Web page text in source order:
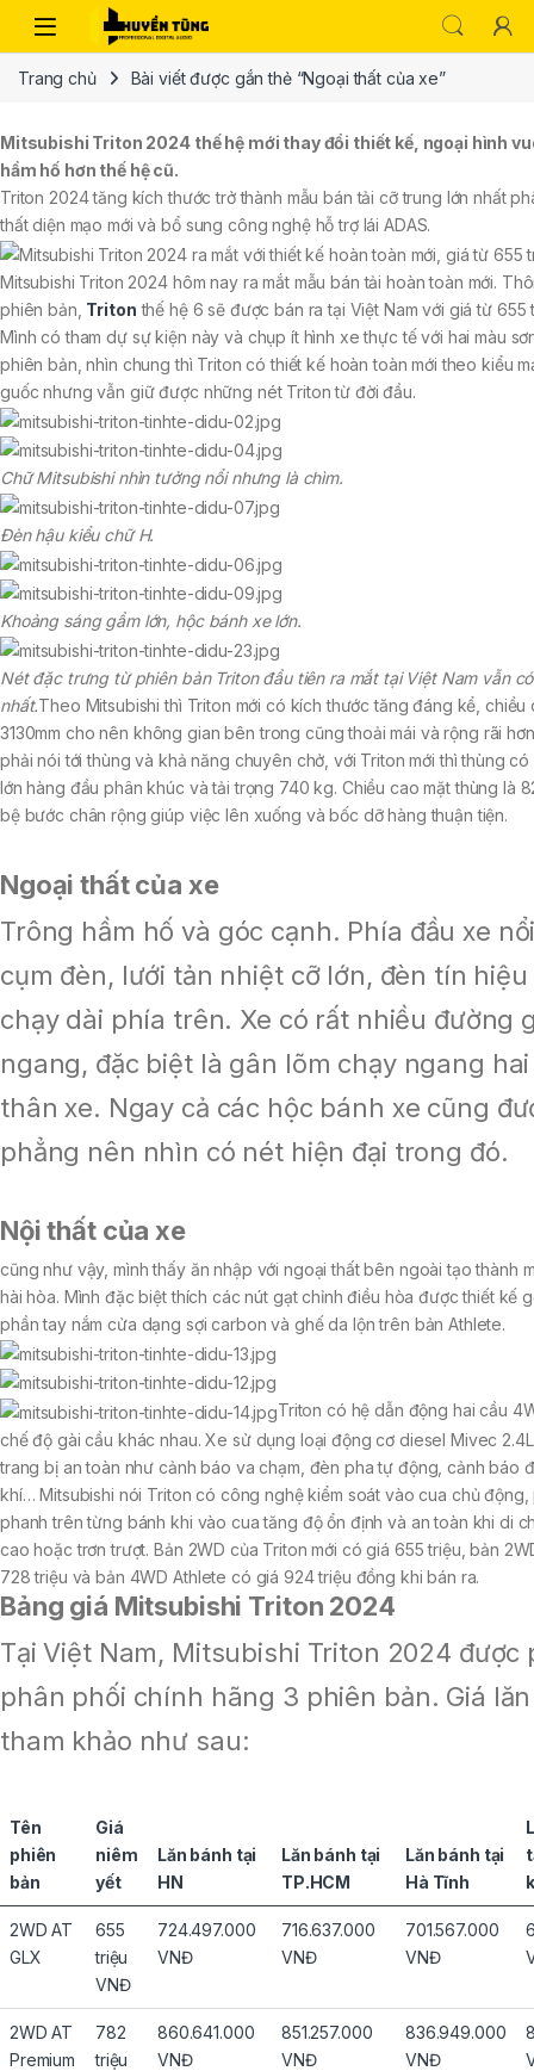
Trang chủ Bài viết được gắn thẻ “Ngoại thất của xe”
Mitsubishi Triton 2024 thế hệ mới thay đổi thiết kế, ngoại hình
hầm hố hơn thế hệ cũ.
Triton 2024 tăng kích thước trở thành mẫu bán tải cỡ trung lớn nhất
thất diện mạo mới và bổ sung công nghệ hỗ trợ lái ADAS.
Mitsubishi Triton 2024 hôm nay ra mắt mẫu bán tải hoàn toàn mới.
phiên bản, Triton thế hệ 6 sẽ được bán ra tại Việt Nam với giá từ 655
Mình có tham dự sự kiện này và chụp ít hình xe thực tế với hai màu
phiên bản, nhìn chung thì Triton có thiết kế hoàn toàn mới theo kiểu
guốc nhưng vẫn giữ được những nét Triton từ đời đầu.
Chữ Mitsubishi nhìn tưởng nổi nhưng là chìm.
Đèn hậu kiểu chữ H.
Khoảng sáng gầm lớn, hộc bánh xe lớn.
Nét đặc trưng từ phiên bản Triton đầu tiên ra mắt tại Việt Nam vẫn
nhất.Theo Mitsubishi thì Triton mới có kích thước tăng đáng kể, chiều
3130mm cho nên không gian bên trong cũng thoải mái và rộng rãi
phải nói tới thùng và khả năng chuyên chở, với Triton mới thì thùng
lớn hàng đầu phân khúc và tải trọng 740 kg. Chiều cao mặt thùng là
bệ bước chân rộng giúp việc lên xuống và bốc dỡ hàng thuận tiện.
Ngoại thất của xe
Trông hầm hố và góc cạnh. Phía đầu xe
cụm đèn, lưới tản nhiệt cỡ lớn, đèn tín
chạy dài phía trên. Xe có rất nhiều đường
ngang, đặc biệt là gân lõm chạy ngang
thân xe. Ngay cả các hộc bánh xe cũng
phẳng nên nhìn có nét hiện đại trong đó.
Nội thất của xe
cũng như vậy, mình thấy ăn nhập với ngoại thất bên ngoài tạo thành
hài hòa. Mình đặc biệt thích các nút gạt chỉnh điều hòa được thiết kế
phần tay nắm cửa dạng sợi carbon và ghế da lộn trên bản Athlete.
Triton có hệ dẫn động hai cầu
chế độ gài cầu khác nhau. Xe sử dụng loại động cơ diesel Mivec
trang bị an toàn như cảnh báo va chạm, đèn pha tự động, cảnh báo
khí… Mitsubishi nói Triton có công nghệ kiểm soát vào cua chủ
phanh trên từng bánh khi vào cua tăng độ ổn định và an toàn khi di
cao hoặc trơn trượt. Bản 2WD của Triton mới có giá 655 triệu, bản
728 triệu và bản 4WD Athlete có giá 924 triệu đồng khi bán ra.
Bảng giá Mitsubishi Triton 2024
Tại Việt Nam, Mitsubishi Triton 2024 được
phân phối chính hãng 3 phiên bản. Giá
tham khảo như sau:
Tên
phiên
bản
Giá
niêm
yết
Lăn bánh tại
HN
Lăn bánh tại
TP.HCM
Lăn bánh tại
Hà Tĩnh
2WD AT
GLX
655
triệu
VNĐ
724.497.000
VNĐ
716.637.000
VNĐ
701.567.000
VNĐ
2WD AT
Premium
782
triệu
860.641.000
VNĐ
851.257.000
VNĐ
836.949.000
VNĐ